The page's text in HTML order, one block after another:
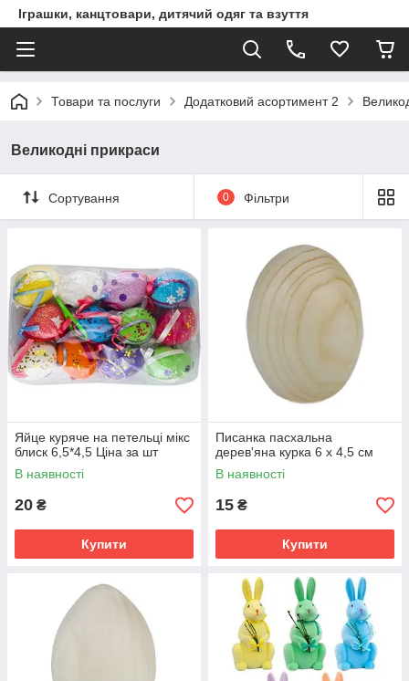
Іграшки, канцтовари, дитячий одяг та взуття
Товари та послуги Додатковий асортимент 2
Великодні прикраси
Сортування 0 Фільтри
Яйце куряче на петельці мікс
блиск 6,5*4,5 Ціна за шт
В наявності
20 ₴
Купити
Писанка пасхальна
дерев'яна курка 6 х 4,5 см
В наявності
15 ₴
Купити